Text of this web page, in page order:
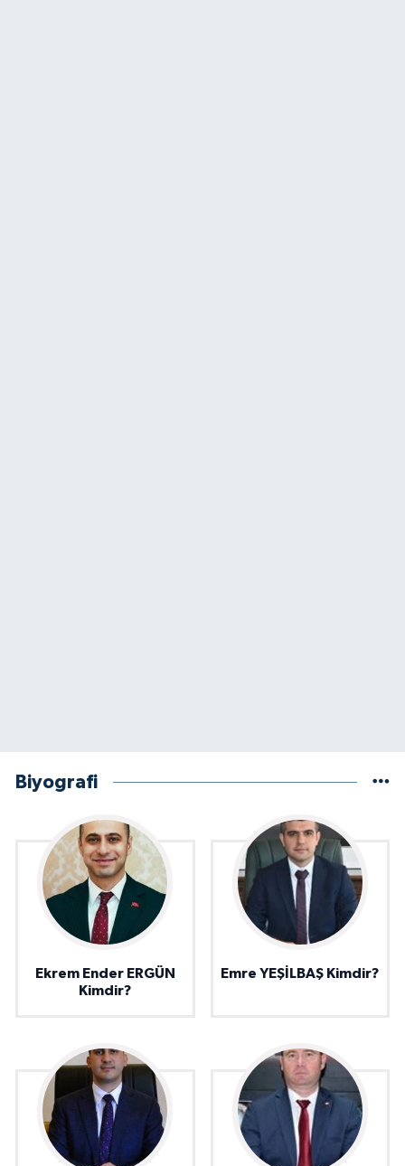
Biyografi
Ekrem Ender ERGÜN
Kimdir?
Emre YEŞİLBAŞ Kimdir?